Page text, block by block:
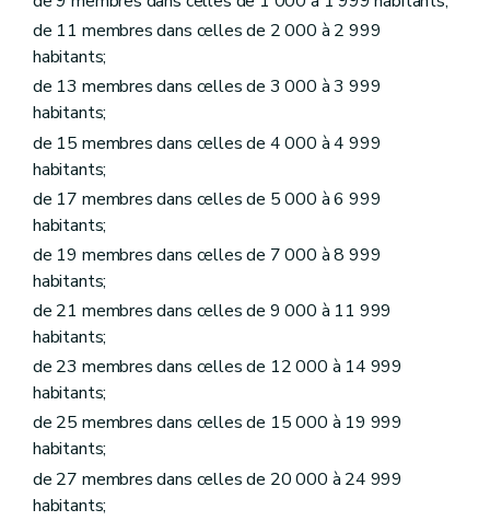
Art. L1215-20
Art. L1215-21
Art. L1215-23
Art. L1215-26
Personnel à statut particulier
Art. L1216-1
Art.L1216-3
Art.L1217-2
Art.L1218-2
Art.L1218-4
Art.L1218-5
Art.L1218-7
de 11 membres dans celles de 2 000 à 2 999
habitants;
de 13 membres dans celles de 3 000 à 3 999
habitants;
de 15 membres dans celles de 4 000 à 4 999
habitants;
de 17 membres dans celles de 5 000 à 6 999
habitants;
de 19 membres dans celles de 7 000 à 8 999
habitants;
de 21 membres dans celles de 9 000 à 11 999
habitants;
de 23 membres dans celles de 12 000 à 14 999
habitants;
de 25 membres dans celles de 15 000 à 19 999
habitants;
de 27 membres dans celles de 20 000 à 24 999
habitants;